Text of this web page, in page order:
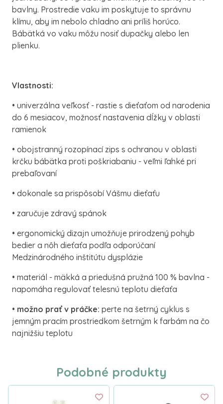
bavlny. Prostredie vaku im poskytuje to správnu
klímu, aby im nebolo chladno ani príliš horúco.
Bábätká vo vaku môžu nosiť dupačky alebo len
plienku.
Vlastnosti:
• univerzálna veľkosť - rastie s dieťaťom od narodenia
do 6 mesiacov, možnosť nastavenia dĺžky v oblasti
ramienok
• obojstranný rozopínací zips s ochranou v oblasti
krčku bábätka proti poškriabaniu - veľmi ľahké pri
prebaľovaní
• dokonale sa prispôsobí Vášmu dieťaťu
• zaručuje zdravý spánok
• ergonomický dizajn umožňuje prirodzený pohyb
bedier a nôh dieťaťa podľa odporúčaní
Medzinárodného inštitútu dysplázie
• materiál - mäkká a priedušná pružná 100 % bavlna -
napomáha regulovať telesnú teplotu dieťaťa
• možno prať v práčke: perte na šetrný cyklus s
jemným pracím prostriedkom šetrným k farbám na čo
najnižšiu teplotu
Podobné produkty